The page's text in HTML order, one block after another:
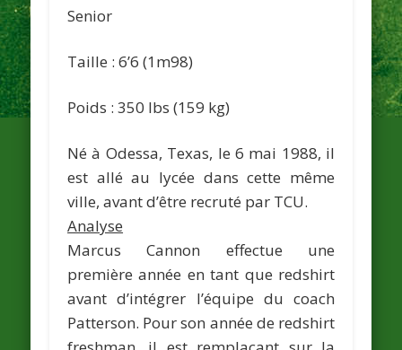
Senior
Taille : 6’6 (1m98)
Poids : 350 lbs (159 kg)
Né à Odessa, Texas, le 6 mai 1988, il
est allé au lycée dans cette même
ville, avant d’être recruté par TCU.
Analyse
Marcus Cannon effectue une
première année en tant que redshirt
avant d’intégrer l’équipe du coach
Patterson. Pour son année de redshirt